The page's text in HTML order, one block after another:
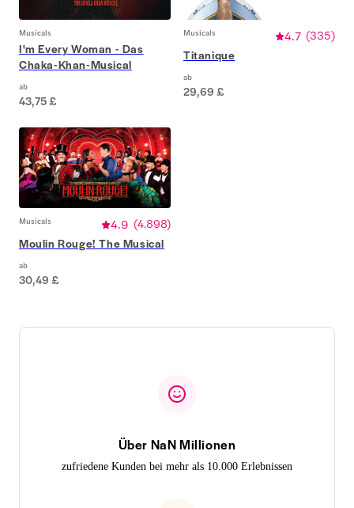
Musicals
I'm Every Woman - Das
Chaka-Khan-Musical
ab
43,75 £
Musicals 4.7 (335)
Titanique
ab
29,69 £
Musicals 4.9 (4.898)
Moulin Rouge! The Musical
ab
30,49 £
Über NaN Millionen
zufriedene Kunden bei mehr als 10.000 Erlebnissen